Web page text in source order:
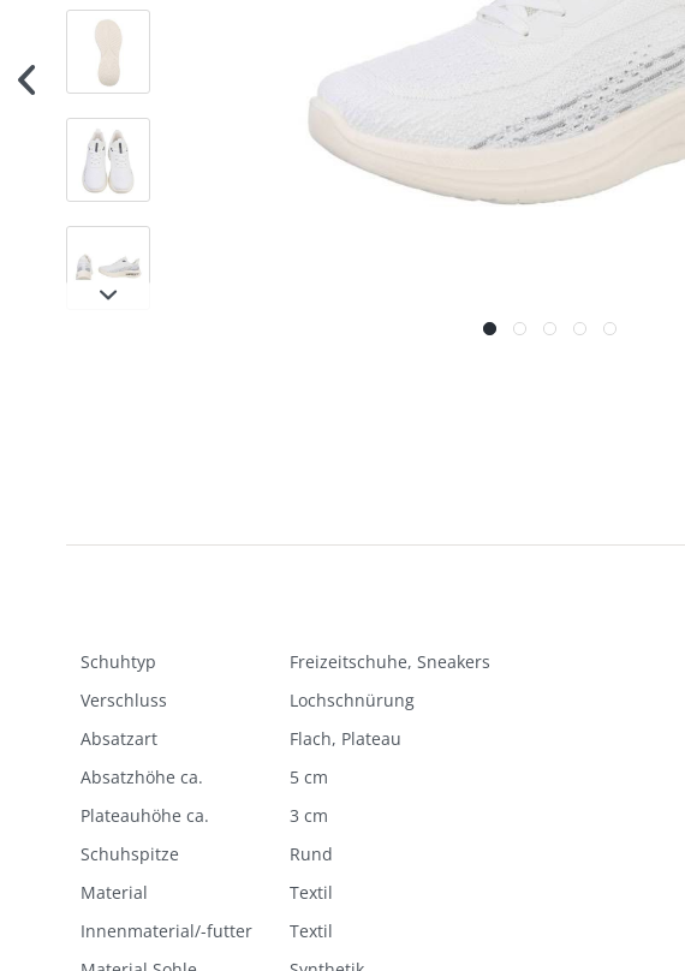
Schuhtyp
Freizeitschuhe, Sneakers
Verschluss
Lochschnürung
Absatzart
Flach, Plateau
Absatzhöhe ca.
5 cm
Plateauhöhe ca.
3 cm
Schuhspitze
Rund
Material
Textil
Innenmaterial/-futter
Textil